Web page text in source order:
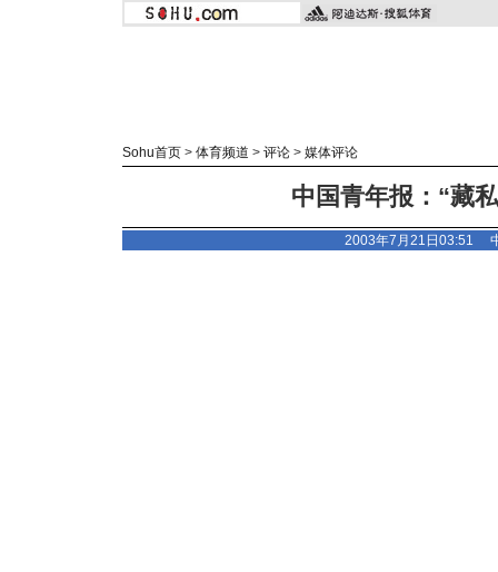
Sohu首页 > 体育频道 > 评论 > 媒体评论
中国青年报：“藏
2003年7月21日03:51